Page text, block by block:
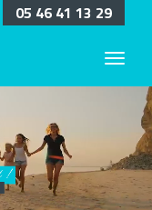
05 46 41 13 29